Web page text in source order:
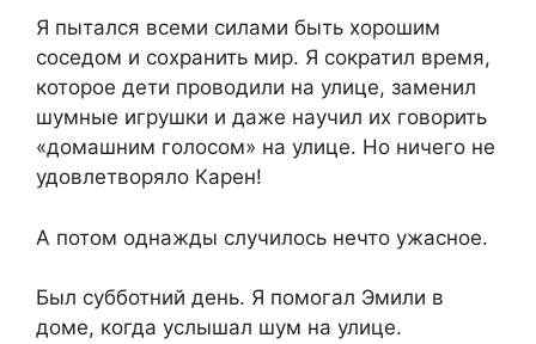
Я пытался всеми силами быть хорошим
соседом и сохранить мир. Я сократил время,
которое дети проводили на улице, заменил
шумные игрушки и даже научил их говорить
«домашним голосом» на улице. Но ничего не
удовлетворяло Карен!
А потом однажды случилось нечто ужасное.
Был субботний день. Я помогал Эмили в
доме, когда услышал шум на улице.